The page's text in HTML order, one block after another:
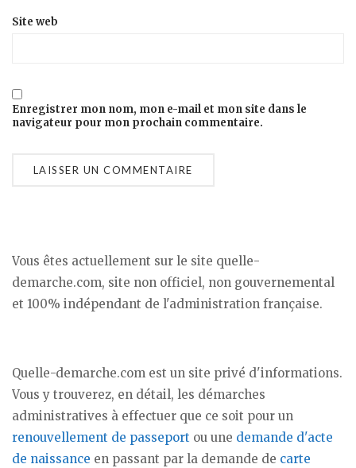
Site web
Enregistrer mon nom, mon e-mail et mon site dans le
navigateur pour mon prochain commentaire.
Vous êtes actuellement sur le site quelle-
demarche.com, site non officiel, non gouvernemental
et 100% indépendant de l'administration française.
Quelle-demarche.com est un site privé d'informations.
Vous y trouverez, en détail, les démarches
administratives à effectuer que ce soit pour un
renouvellement de passeport ou une demande d'acte
de naissance en passant par la demande de carte